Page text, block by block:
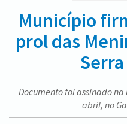
Município
prol das
Documento foi assinado
abril, no